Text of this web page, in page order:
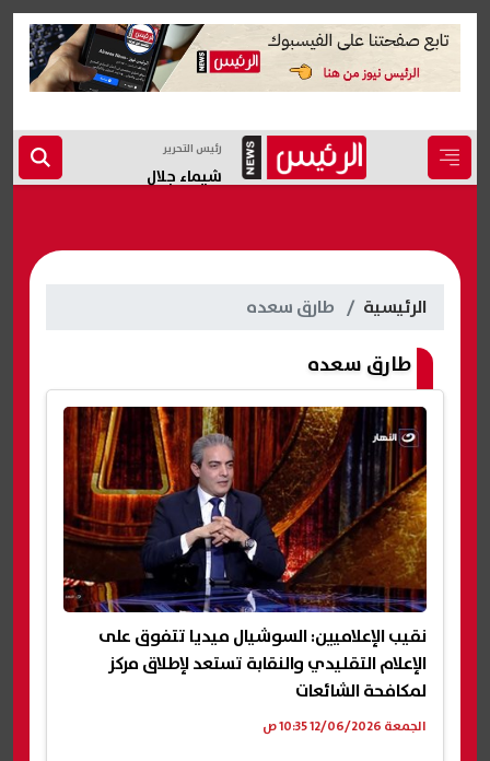
رئيس التحرير
شيماء جلال
الرئيسية طارق سعده
طارق سعده
نقيب الإعلاميين: السوشيال ميديا تتفوق على
الإعلام التقليدي والنقابة تستعد لإطلاق مركز
لمكافحة الشائعات
الجمعة 12/06/2026 10:35 ص